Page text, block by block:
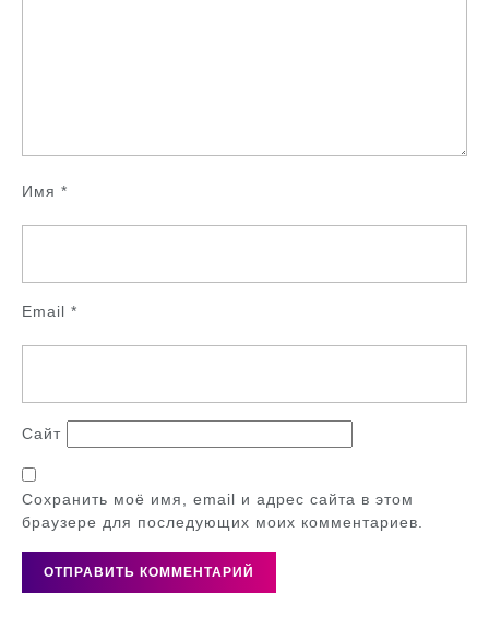
Имя *
Email *
Сайт
Сохранить моё имя, email и адрес сайта в этом
браузере для последующих моих комментариев.